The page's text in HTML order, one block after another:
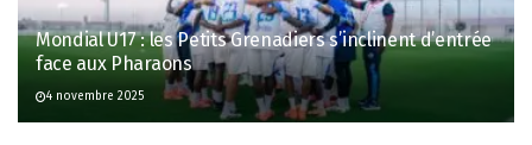
Mondial U17 : les Petits Grenadiers s’inclinent d’entrée
face aux Pharaons
4 novembre 2025